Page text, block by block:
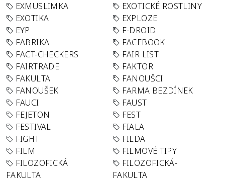
EXMUSLIMKA
EXOTICKÉ ROSTLINY
EXOTIKA
EXPLOZE
EYP
F-DROID
FABRIKA
FACEBOOK
FACT-CHECKERS
FAIR LIST
FAIRTRADE
FAKTOR
FAKULTA
FANOUŠCI
FANOUŠEK
FARMA BEZDÍNEK
FAUCI
FAUST
FEJETON
FEST
FESTIVAL
FIALA
FIGHT
FILDA
FILM
FILMOVÉ TIPY
FILOZOFICKÁ
FAKULTA
FILOZOFICKÁ-
FAKULTA